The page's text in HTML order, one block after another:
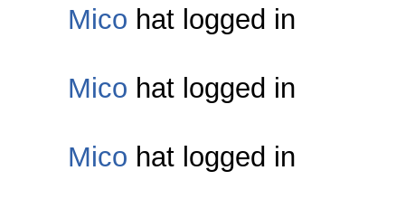
Mico hat logged in
Mico hat logged in
Mico hat logged in